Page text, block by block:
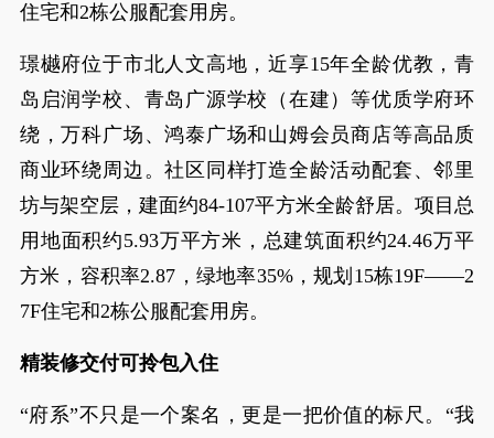
住宅和2栋公服配套用房。
璟樾府位于市北人文高地，近享15年全龄优教，青
岛启润学校、青岛广源学校（在建）等优质学府环
绕，万科广场、鸿泰广场和山姆会员商店等高品质
商业环绕周边。社区同样打造全龄活动配套、邻里
坊与架空层，建面约84-107平方米全龄舒居。项目总
用地面积约5.93万平方米，总建筑面积约24.46万平
方米，容积率2.87，绿地率35%，规划15栋19F——2
7F住宅和2栋公服配套用房。
精装修交付可拎包入住
“府系”不只是一个案名，更是一把价值的标尺。“我